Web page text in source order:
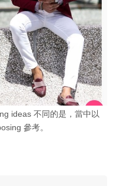
ideas 不同的是，當中以
參考。